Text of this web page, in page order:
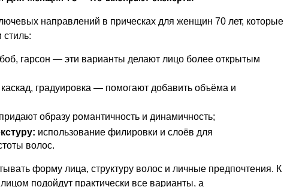
направлений в прическах для женщин 70 лет, которые
стиль:
гарсон — эти варианты делают лицо более открытым
каскад, градуировка — помогают добавить объёма и
придают образу романтичность и динамичность;
использование филировки и слоёв для
волос.
форму лица, структуру волос и личные предпочтения. К
подойдут практически все варианты, а